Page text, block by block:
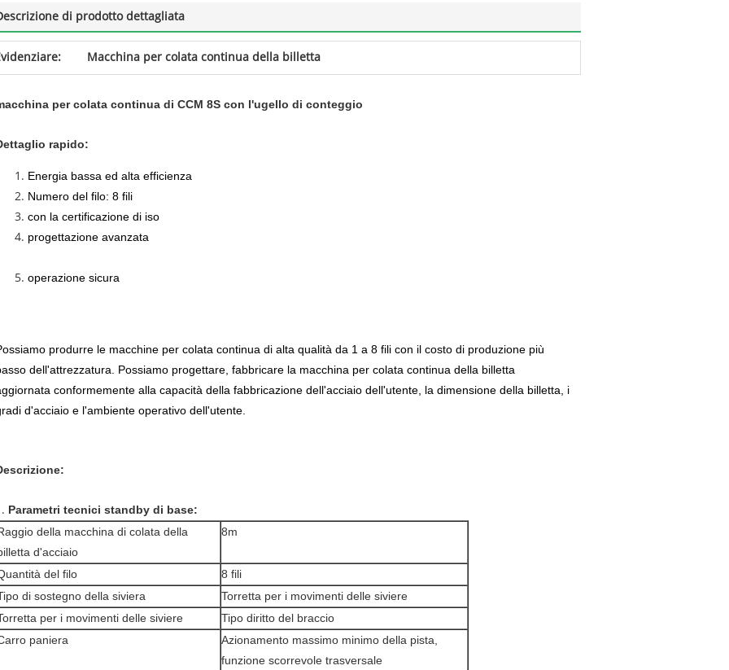
di prodotto dettagliata
Macchina per colata continua della billetta
per colata continua di CCM 8S con l'ugello di conteggio
rapido:
Energia bassa ed alta efficienza
Numero del filo: 8 fili
con la certificazione di iso
progettazione avanzata
operazione sicura
produrre le macchine per colata continua di alta qualità da 1 a 8 fili con il costo di produzione più
dell'attrezzatura. Possiamo progettare, fabbricare la macchina per colata continua della billetta
conformemente alla capacità della fabbricazione dell'acciaio dell'utente, la dimensione della billetta, i
d'acciaio e l'ambiente operativo dell'utente.
Parametri tecnici standby di base:
della macchina di colata della
d'acciaio
8m
del filo
8 fili
di sostegno della siviera
Torretta per i movimenti delle siviere
per i movimenti delle siviere
Tipo diritto del braccio
paniera
Azionamento massimo minimo della pista,
funzione scorrevole trasversale